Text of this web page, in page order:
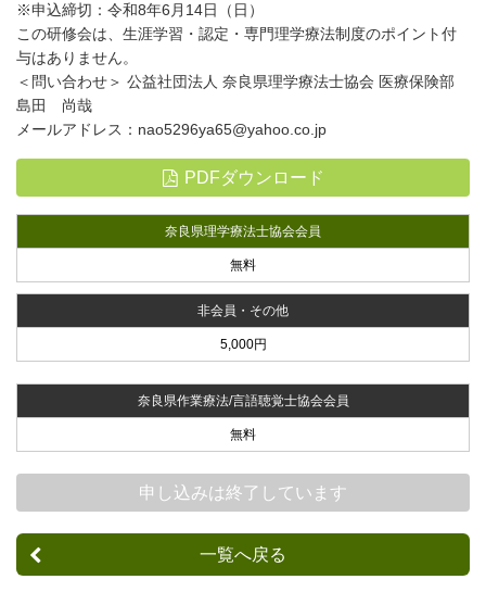
※申込締切：令和8年6月14日（日）
この研修会は、生涯学習・認定・専門理学療法制度のポイント付
与はありません。
＜問い合わせ＞ 公益社団法人 奈良県理学療法士協会 医療保険部
島田 尚哉
メールアドレス：nao5296ya65@yahoo.co.jp
PDFダウンロード
奈良県理学療法士協会会員
無料
非会員・その他
5,000円
奈良県作業療法/言語聴覚士協会会員
無料
申し込みは終了しています
一覧へ戻る